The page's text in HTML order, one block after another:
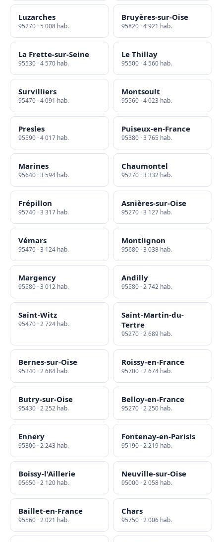
Luzarches
95270 · 5 008 hab.
Bruyères-sur-Oise
95820 · 4 921 hab.
La Frette-sur-Seine
95530 · 4 570 hab.
Le Thillay
95500 · 4 560 hab.
Survilliers
95470 · 4 091 hab.
Montsoult
95560 · 4 023 hab.
Presles
95590 · 4 017 hab.
Puiseux-en-France
95380 · 3 765 hab.
Marines
95640 · 3 594 hab.
Chaumontel
95270 · 3 332 hab.
Frépillon
95740 · 3 317 hab.
Asnières-sur-Oise
95270 · 3 127 hab.
Vémars
95470 · 3 124 hab.
Montlignon
95680 · 3 038 hab.
Margency
95580 · 3 012 hab.
Andilly
95580 · 2 742 hab.
Saint-Witz
95470 · 2 724 hab.
Saint-Martin-du-
Tertre
95270 · 2 689 hab.
Bernes-sur-Oise
95340 · 2 684 hab.
Roissy-en-France
95700 · 2 674 hab.
Butry-sur-Oise
95430 · 2 252 hab.
Belloy-en-France
95270 · 2 250 hab.
Ennery
95300 · 2 243 hab.
Fontenay-en-Parisis
95190 · 2 219 hab.
Boissy-l'Aillerie
95650 · 2 120 hab.
Neuville-sur-Oise
95000 · 2 058 hab.
Baillet-en-France
95560 · 2 021 hab.
Chars
95750 · 2 006 hab.